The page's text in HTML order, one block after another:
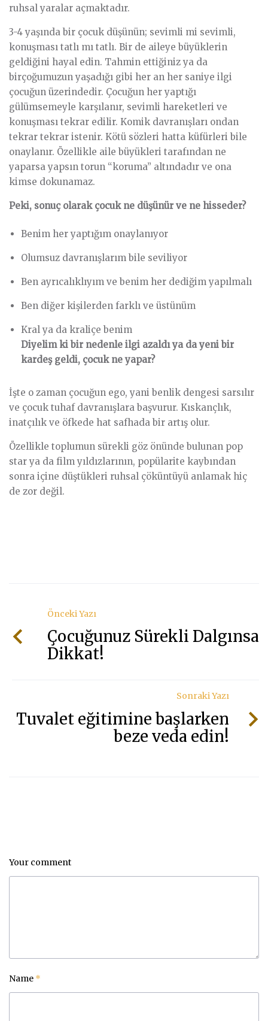
ruhsal yaralar açmaktadır.
3-4 yaşında bir çocuk düşünün; sevimli mi sevimli,
konuşması tatlı mı tatlı. Bir de aileye büyüklerin
geldiğini hayal edin. Tahmin ettiğiniz ya da
birçoğumuzun yaşadığı gibi her an her saniye ilgi
çocuğun üzerindedir. Çocuğun her yaptığı
gülümsemeyle karşılanır, sevimli hareketleri ve
konuşması tekrar edilir. Komik davranışları ondan
tekrar tekrar istenir. Kötü sözleri hatta küfürleri bile
onaylanır. Özellikle aile büyükleri tarafından ne
yaparsa yapsın torun “koruma” altındadır ve ona
kimse dokunamaz.
Peki, sonuç olarak çocuk ne düşünür ve ne hisseder?
Benim her yaptığım onaylanıyor
Olumsuz davranışlarım bile seviliyor
Ben ayrıcalıklıyım ve benim her dediğim yapılmalı
Ben diğer kişilerden farklı ve üstünüm
Kral ya da kraliçe benim
Diyelim ki bir nedenle ilgi azaldı ya da yeni bir
kardeş geldi, çocuk ne yapar?
İşte o zaman çocuğun ego, yani benlik dengesi sarsılır
ve çocuk tuhaf davranışlara başvurur. Kıskançlık,
inatçılık ve öfkede hat safhada bir artış olur.
Özellikle toplumun sürekli göz önünde bulunan pop
star ya da film yıldızlarının, popülarite kaybından
sonra içine düştükleri ruhsal çöküntüyü anlamak hiç
de zor değil.
Önceki Yazı
Çocuğunuz Sürekli Dalgınsa
Dikkat!
Sonraki Yazı
Tuvalet eğitimine başlarken
beze veda edin!
Your comment
Name *